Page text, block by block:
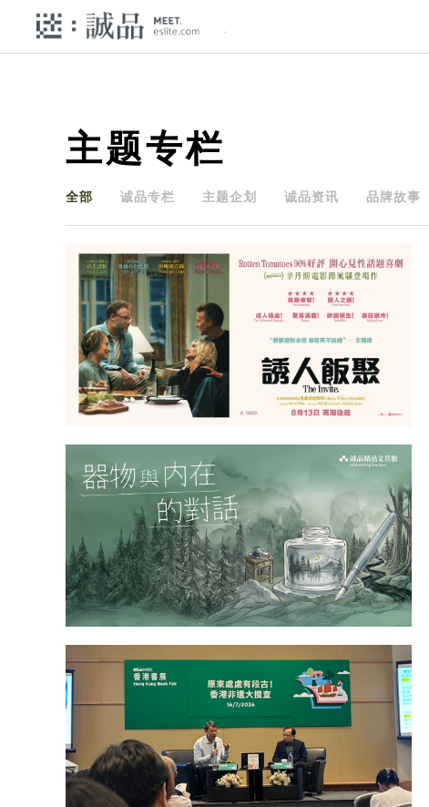
主题专栏
全部 诚品专栏 主题企划 诚品资讯 品牌故事